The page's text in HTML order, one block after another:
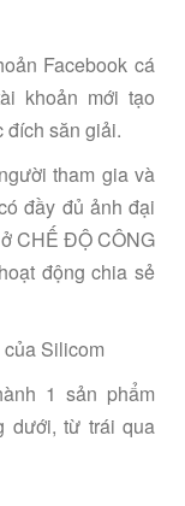
Facebook cá
khoản mới tạo
đích săn giải.
tham gia và
đầy đủ ảnh đại
CHẾ ĐỘ CÔNG
động chia sẻ
Silicom
1 sản phẩm
dưới, từ trái qua